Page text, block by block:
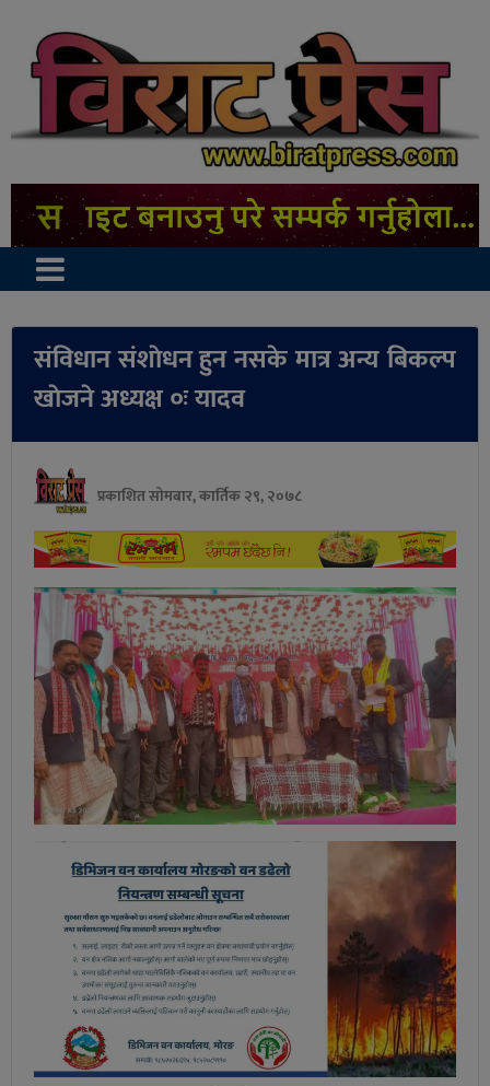
संविधान संशाेधन हुन नसके मात्र अन्य बिकल्प
खाेजने अध्यक्ष ‌०‌ः यादव
प्रकाशित सोमबार, कार्तिक २९, २०७८